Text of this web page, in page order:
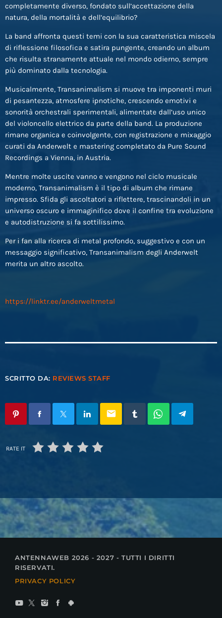
completamente diverso, fondato sull’accettazione della
natura, della mortalità e dell’equilibrio?
La band affronta questi temi con la sua caratteristica miscela
di riflessione filosofica e satira pungente, creando un album
che risulta stranamente attuale nel mondo odierno, sempre
più dominato dalla tecnologia.
Musicalmente, Transanimalism si muove tra imponenti muri
di pesantezza, atmosfere ipnotiche, crescendo emotivi e
sonorità orchestrali sperimentali, alimentate dall’uso unico
del violoncello elettrico da parte della band. La produzione
rimane organica e coinvolgente, con registrazione e mixaggio
curati da Anderwelt e mastering completato da Pure Sound
Recordings a Vienna, in Austria.
Mentre molte uscite vanno e vengono nel ciclo musicale
moderno, Transanimalism è il tipo di album che rimane
impresso. Sfida gli ascoltatori a riflettere, trascinandoli in un
universo oscuro e immaginifico dove il confine tra evoluzione
e autodistruzione si fa sottilissimo.
Per i fan alla ricerca di metal profondo, suggestivo e con un
messaggio significativo, Transanimalism degli Anderwelt
merita un altro ascolto.
https://linktr.ee/anderweltmetal
SCRITTO DA: REVIEWS STAFF
email
RATE IT
ANTENNAWEB 2026 - 2027 - TUTTI I DIRITTI
RISERVATI.
PRIVACY POLICY